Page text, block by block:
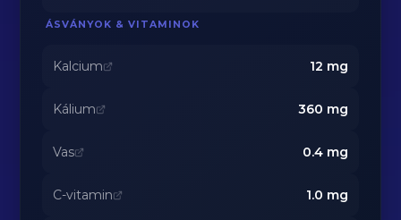
ÁSVÁNYOK & VITAMINOK
Kalcium 12 mg
Kálium 360 mg
Vas 0.4mg
C-vitamin 1.0 mg